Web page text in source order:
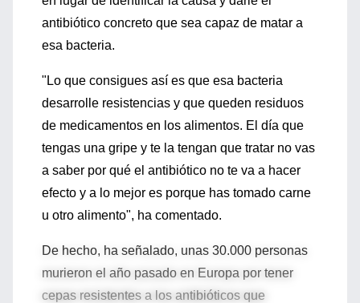
antibiótico concreto que sea capaz de matar a
esa bacteria.
"Lo que consigues así es que esa bacteria
desarrolle resistencias y que queden residuos
de medicamentos en los alimentos. El día que
tengas una gripe y te la tengan que tratar no vas
a saber por qué el antibiótico no te va a hacer
efecto y a lo mejor es porque has tomado carne
u otro alimento", ha comentado.
De hecho, ha señalado, unas 30.000 personas
murieron el año pasado en Europa por tener
cepas resistentes a los antibióticos que